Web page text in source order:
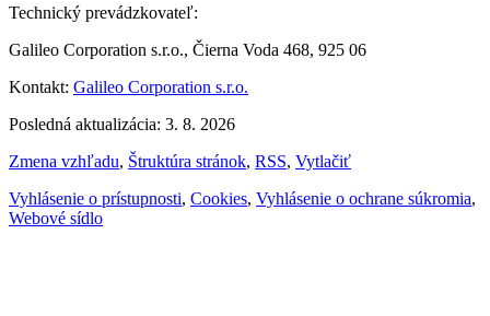
Technický prevádzkovateľ:
Galileo Corporation s.r.o., Čierna Voda 468, 925 06
Kontakt: Galileo Corporation s.r.o.
Posledná aktualizácia: 3. 8. 2026
Zmena vzhľadu, Štruktúra stránok, RSS, Vytlačiť
Vyhlásenie o prístupnosti, Cookies, Vyhlásenie o ochrane súkromia,
Webové sídlo